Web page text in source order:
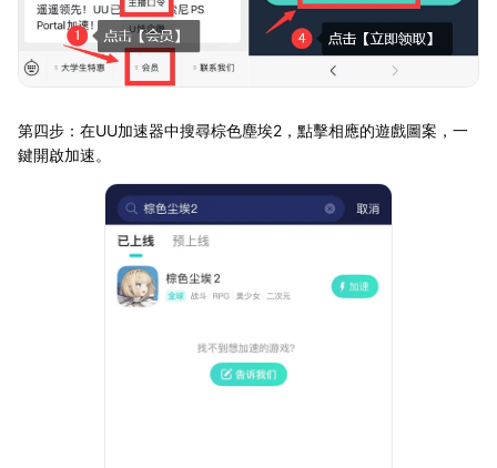
第四步：在UU加速器中搜尋棕色塵埃2，點擊相應的遊戲圖案，一
鍵開啟加速。